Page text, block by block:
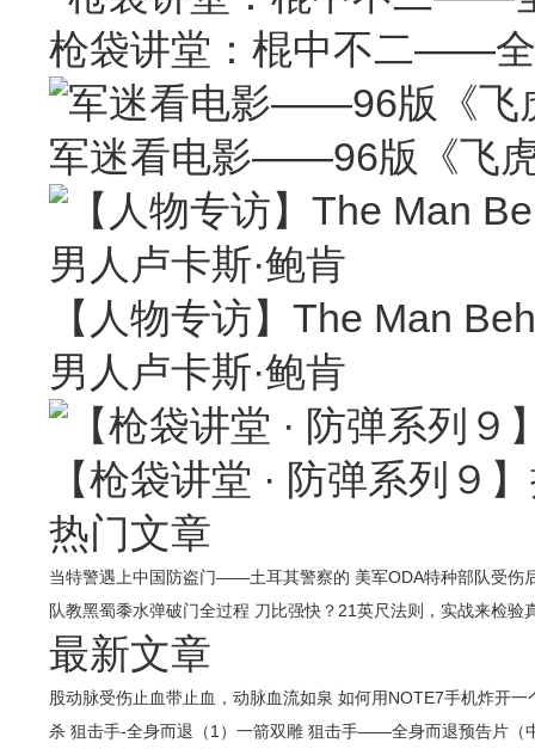
枪袋讲堂：棍中不二——
军迷看电影——96版《飞
【人物专访】The Man
男人卢卡斯·鲍肯
【枪袋讲堂 · 防弹系列９
热门文章
当特警遇上中国防盗门——土耳其警察的 美军ODA特种部队受伤
队教黑蜀黍水弹破门全过程 刀比强快？21英尺法则，实战来检验
最新文章
股动脉受伤止血带止血，动脉血流如泉 如何用NOTE7手机炸开
杀 狙击手-全身而退（1）一箭双雕 狙击手——全身而退预告片（